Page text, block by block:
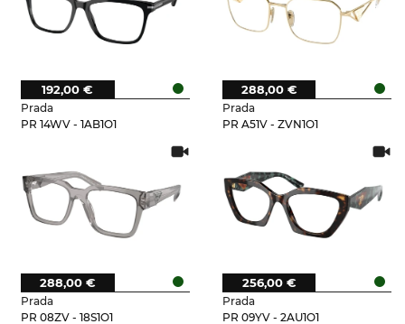
Prada
PR 14WV - 1AB1O1
192,00 €
Prada
PR A51V - ZVN1O1
288,00 €
Prada
PR 08ZV - 18S1O1
288,00 €
Prada
PR 09YV - 2AU1O1
256,00 €